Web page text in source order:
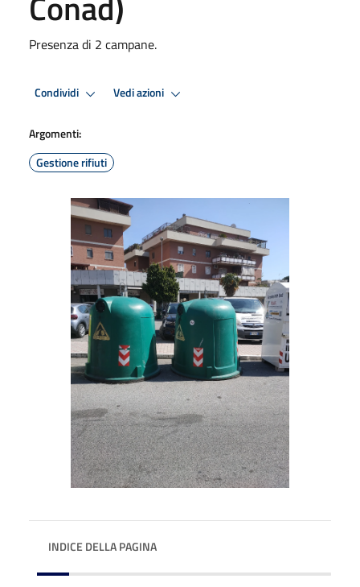
Presenza di 2 campane.
Condividi Vedi azioni
Argomenti:
Gestione rifiuti
INDICE DELLA PAGINA